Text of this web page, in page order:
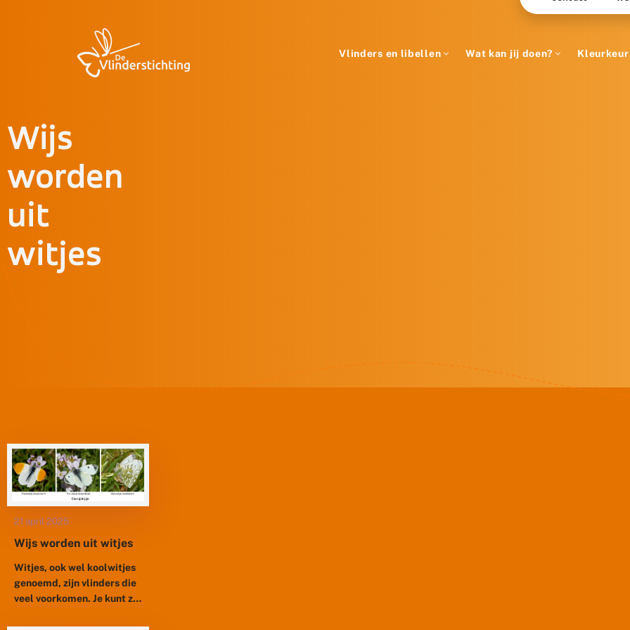
Vlinders en libellen Wat kan jij doen? Kleurkeur
Wijs
worden
uit
witjes
21 april 2025
Wijs worden uit witjes
Witjes, ook wel koolwitjes
genoemd, zijn vlinders die
veel voorkomen. Je kunt ze